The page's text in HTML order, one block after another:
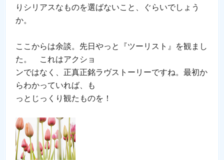
りシリアスなものを選ばないこと、ぐらいでしょう
か。
ここからは余談。先日やっと『ツーリスト』を観まし
た。 これはアクショ
ンではなく、正真正銘ラヴストーリーですね。最初か
らわかっていれば、も
っとじっくり観たものを！